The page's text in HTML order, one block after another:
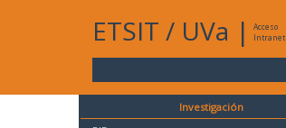
ETSIT / UVa |
Acceso
Intranet
Investigación